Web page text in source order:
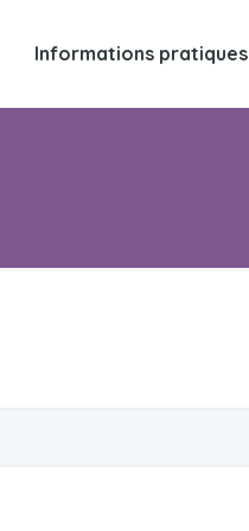
Informations pratiques